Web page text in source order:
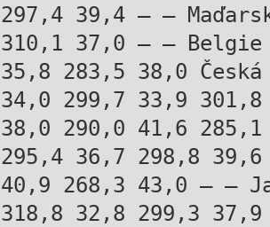
297,4 39,4 – –
310,1 37,0 – – Belgie
35,8 283,5 38,0
34,0 299,7 33,9 301,8
38,0 290,0 41,6
295,4 36,7 298,8
40,9 268,3 43,0 – –
318,8 32,8 299,3